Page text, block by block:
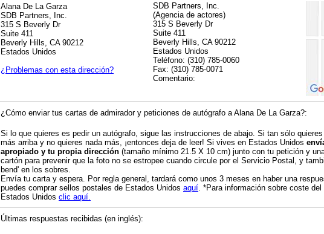
Alana De La Garza
SDB Partners, Inc.
315 S Beverly Dr
Suite 411
Beverly Hills, CA 90212
Estados Unidos
¿Problemas con esta dirección?
SDB Partners, Inc.
(Agencia de actores)
315 S Beverly Dr
Suite 411
Beverly Hills, CA 90212
Estados Unidos
Teléfono: (310) 785-0060
Fax: (310) 785-0071
Comentario:
¿Cómo enviar tus cartas de admirador y peticiones de autógrafo a Alana De La Garza?:
Si lo que quieres es pedir un autógrafo, sigue las instrucciones de abajo. Si tan sólo
más arriba y no quieres nada más, ¡entonces deja de leer! Si vives en Estados Unidos
apropiado y tu propia dirección (tamaño mínimo 21.5 X 10 cm) junto con tu petición y
cartón para prevenir que la foto no se estropee cuando circule por el Servicio Postal, y
bend' en los sobres.
Envía tu carta y espera. Por regla general, tardará como unos 3 meses en haber una
puedes comprar sellos postales de Estados Unidos aquí . *Para información sobre coste
Estados Unidos clic aquí.
Últimas respuestas recibidas (en inglés):